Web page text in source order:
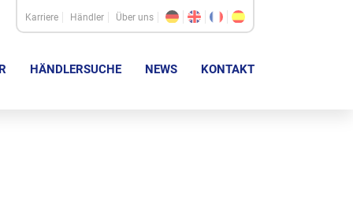
Karriere Händler Über uns
HÄNDLERSUCHE NEWS KONTAKT